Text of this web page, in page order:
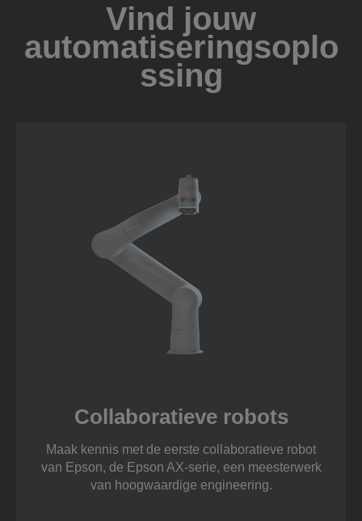
Vind jouw
automatiseringsoplo
ssing
Collaboratieve robots
Maak kennis met de eerste collaboratieve robot
van Epson, de Epson AX-serie, een meesterwerk
van hoogwaardige engineering.